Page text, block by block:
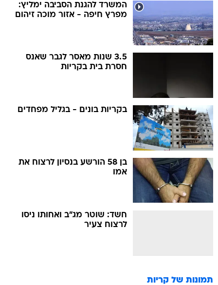
המשרד להגנת הסביבה ימליץ:
מפרץ חיפה - אזור מוכה זיהום
3.5 שנות מאסר לגבר שאנס
חסרת בית בקריות
בקריות בונים - בגליל מפחדים
בן 58 הורשע בנסיון לרצוח את
אמו
חשד: שוטר מג"ב ואחותו ניסו
לרצוח צעיר
תמונות של קריות